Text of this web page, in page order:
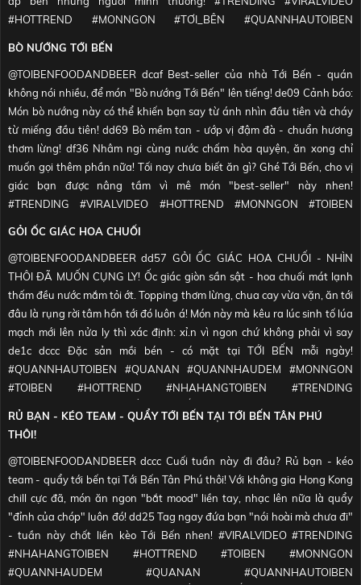
#HOTTREND
#MONNGON #TƠI_BÊN
#QUANNHAUTOIBEN
#NHAHANGTOIBEN
#DJVIETNAM #DJ #NHẠCHỘI #TOIBENFOODGARDEN #SINHNHAT ♬
NHẠC NỀN - TỚI BẾN FOOD & BEER
BÒ NƯỚNG TỚI BẾN
@TOIBENFOODANDBEER dcaf Best-seller của nhà Tới Bến - quán
không nói nhiều, để món "Bò nướng Tới Bến" lên tiếng! de09 Cảnh báo:
Món bò nướng này có thể khiến bạn say từ ánh nhìn đầu tiên và cháy
từ miếng đầu tiên! dd69 Bò mềm tan - ướp vị đậm đà - chuẩn hương
thơm lừng! df36 Nhâm ngi cùng nước chấm hòa quyện, ăn xong chỉ
muốn gọi thêm phần nữa! Tối nay chưa biết ăn gì? Ghé Tới Bến, cho vị
giác bạn được nâng tầm vì mê món "best-seller" này nhen!
#TRENDING
#VIRALVIDEO #HOTTREND #MONNGON
#TOIBEN
#QUANNHAUTOIBEN
BEER
GỎI ỐC GIÁC HOA CHUỐI
@TOIBENFOODANDBEER dd57 GỎI ỐC GIÁC HOA CHUỐI - NHÌN
THÔI ĐÃ MUỐN CỤNG LY! Ốc giác giòn sần sật - hoa chuối mát lạnh
thấm đều nước mắm tỏi ớt. Topping thơm lừng, chua cay vừa vặn, ăn tới
đâu là rụng rời tâm hồn tới đó luôn á! Món này mà kêu ra lúc sinh tố lúa
mạch mới lên nửa ly thì xác định: xỉ.n vì ngon chứ không phải vì say
de1c dccc Đặc sản mồi bén - có mặt tại TỚI BẾN mỗi ngày!
#QUANNHAUTOIBEN
#QUANAN #QUANNHAUDEM
#MONNGON
#TOIBEN
#HOTTREND #NHAHANGTOIBEN
#TRENDING
♬ NHẠC NỀN - TỚI BẾN FOOD & BEER
RỦ BẠN - KÉO TEAM - QUẨY TỚI BẾN TẠI TỚI BẾN TÂN PHÚ
THÔI!
@TOIBENFOODANDBEER dccc Cuối tuần này đi đâu? Rủ bạn - kéo
team - quẩy tới bến tại Tới Bến Tân Phú thôi! Với không gia Hong Kong
chill cực đã, món ăn ngon "bắt mood" liền tay, nhạc lên nữa là quẩy
"đỉnh của chóp" luôn đó! dd25 Tag ngay đứa bạn "nói hoài mà chưa đi"
- tuần này chốt liền kèo Tới Bến nhen! #VIRALVIDEO #TRENDING
#NHAHANGTOIBEN
#HOTTREND #TOIBEN
#MONNGON
#QUANNHAUDEM
#QUANAN
#QUANNHAUTOIBEN